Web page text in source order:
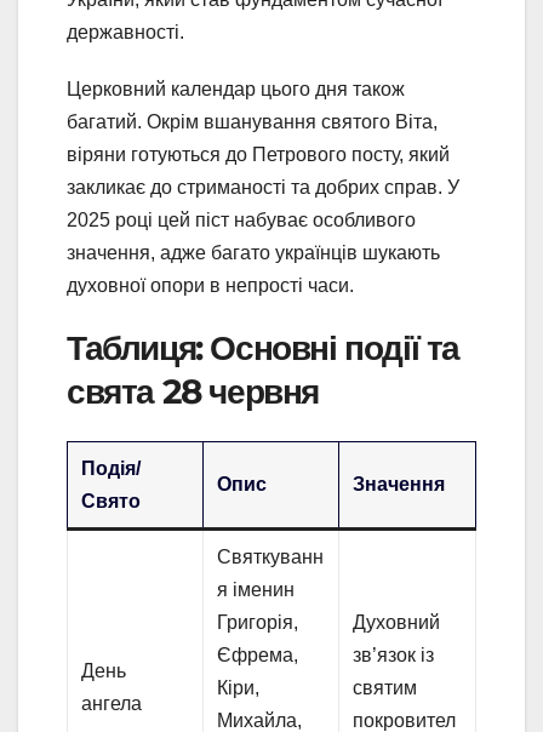
державності.
Церковний календар цього дня також
багатий. Окрім вшанування святого Віта,
віряни готуються до Петрового посту, який
закликає до стриманості та добрих справ. У
2025 році цей піст набуває особливого
значення, адже багато українців шукають
духовної опори в непрості часи.
Таблиця: Основні події та
свята 28 червня
Подія/
Свято
Опис Значення
День
ангела
Святкуванн
я іменин
Григорія,
Єфрема,
Кіри,
Михайла,
Духовний
зв’язок із
святим
покровител